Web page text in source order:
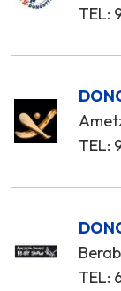
TEL:
TEL:
TEL: